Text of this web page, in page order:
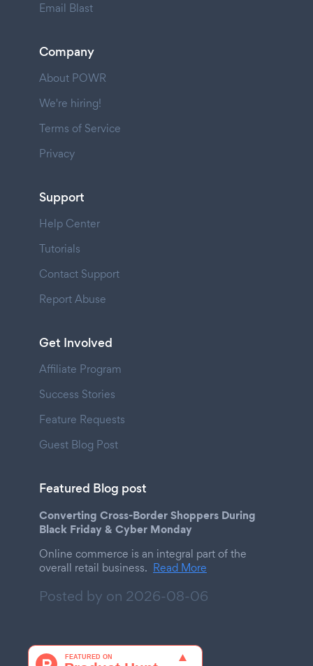
Email Blast
Company
About POWR
We're hiring!
Terms of Service
Privacy
Support
Help Center
Tutorials
Contact Support
Report Abuse
Get Involved
Affiliate Program
Success Stories
Feature Requests
Guest Blog Post
Featured Blog post
Converting Cross-Border Shoppers During
Black Friday & Cyber Monday
Online commerce is an integral part of the
overall retail business. Read More
Posted by on 2026-08-06